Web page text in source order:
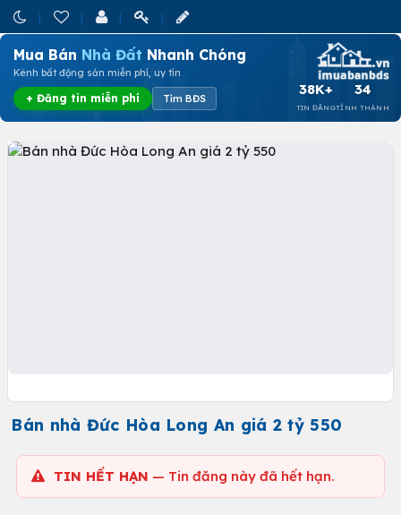
Mua Bán Nhà Đất Nhanh Chóng
Kênh bất động sản miễn phí, uy tín
+ Đăng tin miễn phí Tìm BĐS
38K+
TIN ĐĂNG
34
TỈNH THÀNH
Bán nhà Đức Hòa Long An giá 2 tỷ 550
TIN HẾT HẠN — Tin đăng này đã hết hạn.